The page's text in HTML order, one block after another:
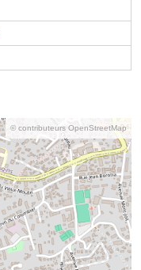
© contributeurs OpenStreetMap